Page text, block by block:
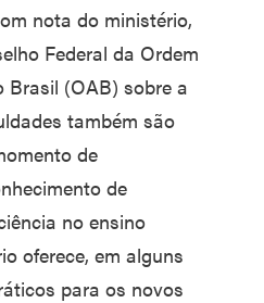
nota do ministério,
Federal da Ordem
Brasil (OAB) sobre a
também são
de
de
no ensino
oferece, em alguns
para os novos